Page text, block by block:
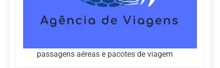
passagens aéreas e pacotes de viagem